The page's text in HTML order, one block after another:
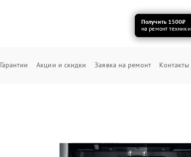
Получить 1500₽
на ремонт техники
Гарантии Акции и скидки Заявка на ремонт Контакты